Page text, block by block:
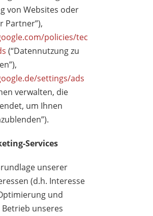
von Websites oder
Partner”),
policies/tec
(“Datennutzung zu
settings/ads
verwalten, die
um Ihnen
Services
unserer
(d.h. Interesse
und
unseres